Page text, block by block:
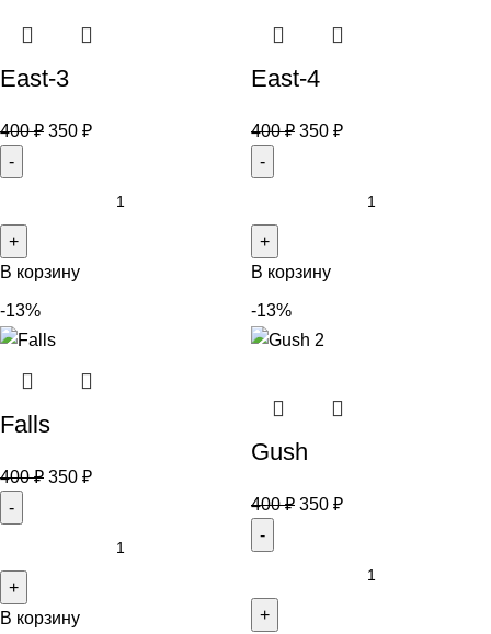
East-3
400₽ 350 ₽
В корзину
East-4
400₽ 350 ₽
В корзину
-13%
Falls
400₽ 350 ₽
В корзину
-13%
Gush
400₽ 350 ₽